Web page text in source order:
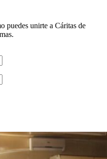
puedes unirte a Cáritas de